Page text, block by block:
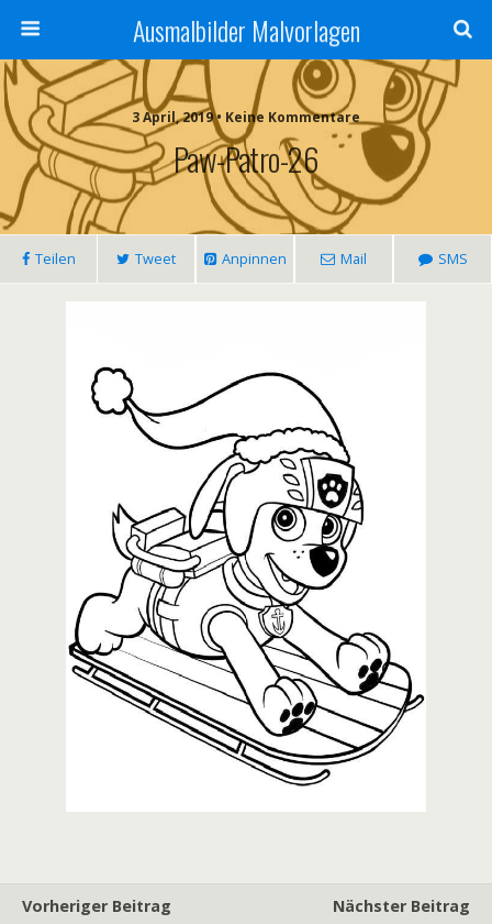
Ausmalbilder Malvorlagen
3 April, 2019 • Keine Kommentare
Paw-Patro-26
Teilen Tweet Anpinnen Mail SMS
Vorheriger Beitrag
Nächster Beitrag